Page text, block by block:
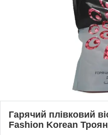
Гарячий плівковий
Fashion Korean